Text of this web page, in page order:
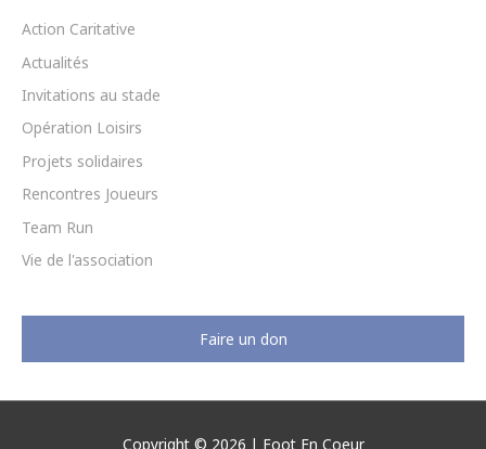
:
Action Caritative
Actualités
Invitations au stade
Opération Loisirs
Projets solidaires
Rencontres Joueurs
Team Run
Vie de l'association
Faire un don
Copyright © 2026 | Foot En Coeur